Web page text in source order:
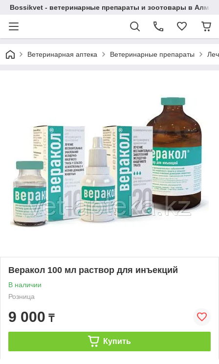
Bossikvet - ветеринарные препараты и зоотовары в
Ветеринарная аптека Ветеринарные препараты
Веракол 100 мл раствор для инъекций
В наличии
Розница
9 000 ₸
Купить